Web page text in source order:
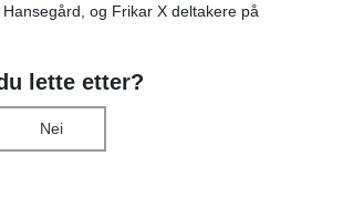
og Frikar X deltakere på
lette etter?
Nei